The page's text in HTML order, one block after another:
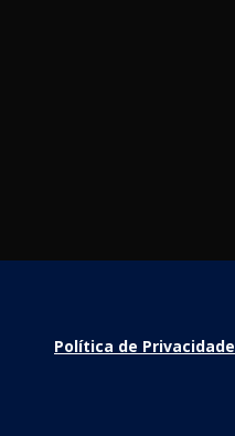
Política de Privacidade